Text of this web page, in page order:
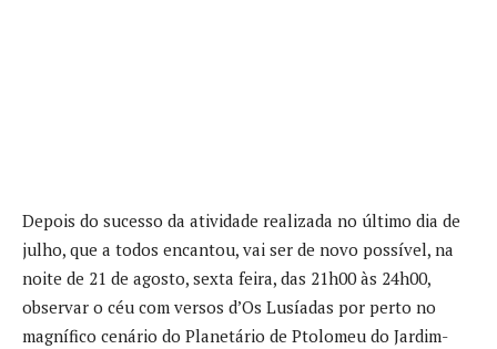
Depois do sucesso da atividade realizada no último dia de
julho, que a todos encantou, vai ser de novo possível, na
noite de 21 de agosto, sexta feira, das 21h00 às 24h00,
observar o céu com versos d’Os Lusíadas por perto no
magnífico cenário do Planetário de Ptolomeu do Jardim-